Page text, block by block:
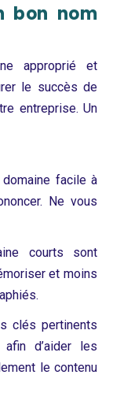
bon nom
approprié et
le succès de
entreprise. Un
facile à
Ne vous
courts sont
et moins
clés pertinents
d’aider les
le contenu